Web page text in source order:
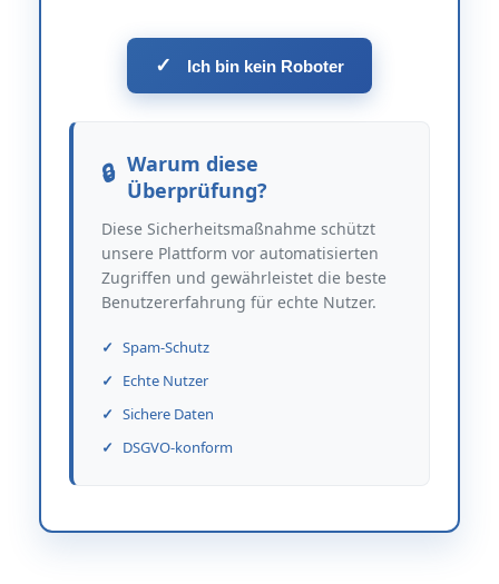
✓ Ich bin kein Roboter
Warum diese
Überprüfung?
Diese Sicherheitsmaßnahme schützt
unsere Plattform vor automatisierten
Zugriffen und gewährleistet die beste
Benutzererfahrung für echte Nutzer.
Spam-Schutz
Echte Nutzer
Sichere Daten
DSGVO-konform